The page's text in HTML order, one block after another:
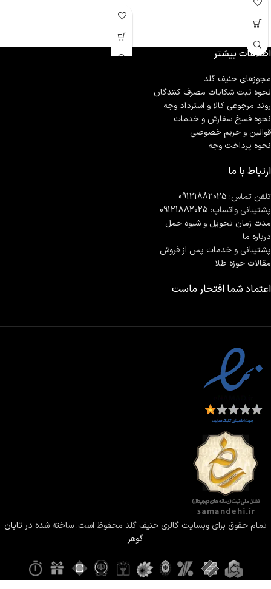
اطلاعات بیشتر
مجوزهای حنیف گلد
نحوه ثبت شكايات مصرف كنندگان
روند مرجوعی کالا و استرداد وجه
نحوه فسخ سفارش و خدمات
قوانین و حریم خصوصی
نحوه پرداخت وجه
ارتباط با ما
تلفن تماس: 09121882025
پشتیبانی واتساپ: 09121882025
مدت زمان تحويل و شیوه حمل
درباره ما
پشتیبانی و خدمات پس از فروش
مقالات حوزه طلا
اعتماد شما افتخار ماست
تمام حقوق برای وبسایت گالری حنیف گلد محفوظ است. ساخته شده در تابان
گوهر